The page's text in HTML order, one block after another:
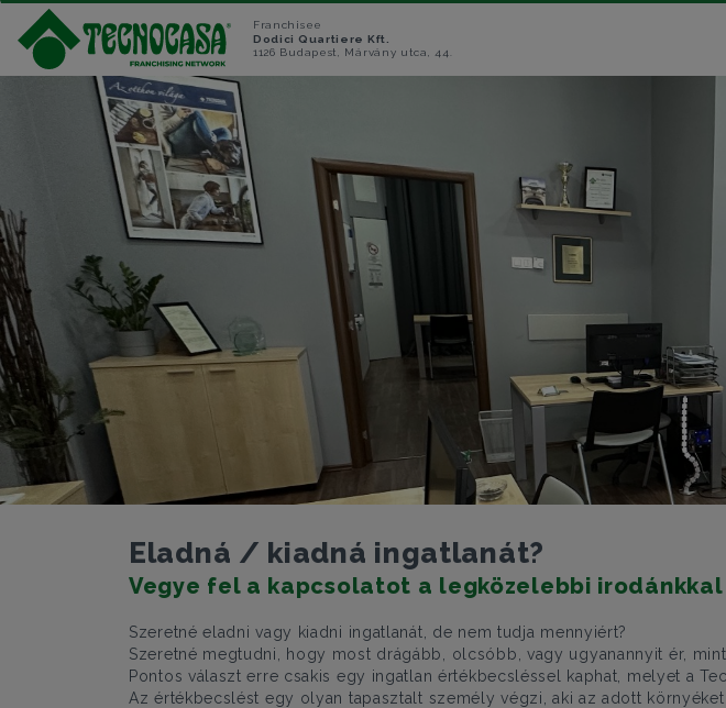
Franchisee
Dodici Quartiere Kft.
1126 Budapest, Márvány utca, 44.
Eladná / kiadná ingatlanát?
Vegye fel a kapcsolatot a legközelebbi
Szeretné eladni vagy kiadni ingatlanát, de nem tudja mennyiért?
Szeretné megtudni, hogy most drágább, olcsóbb, vagy ugyanannyit ér,
Pontos választ erre csakis egy ingatlan értékbecsléssel kaphat, melyet a
Az értékbecslést egy olyan tapasztalt személy végzi, aki az adott